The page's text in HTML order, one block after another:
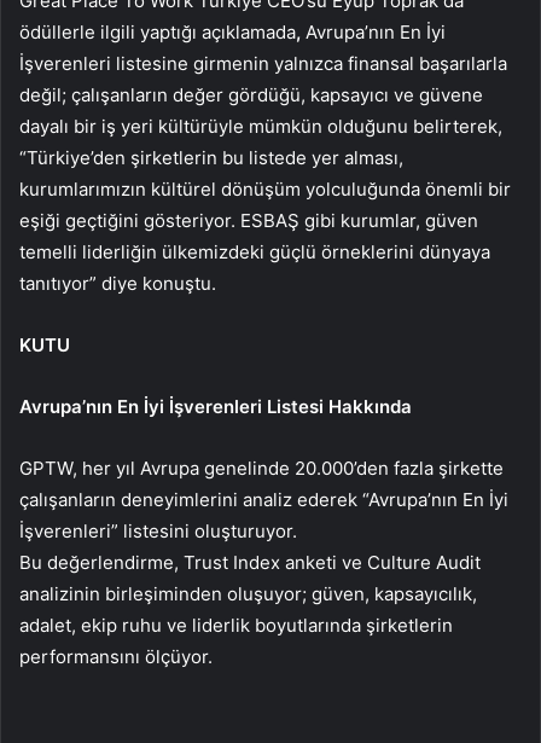
ödüllerle ilgili yaptığı açıklamada, Avrupa’nın En İyi
İşverenleri listesine girmenin yalnızca finansal başarılarla
değil; çalışanların değer gördüğü, kapsayıcı ve güvene
dayalı bir iş yeri kültürüyle mümkün olduğunu belirterek,
“Türkiye’den şirketlerin bu listede yer alması,
kurumlarımızın kültürel dönüşüm yolculuğunda önemli bir
eşiği geçtiğini gösteriyor. ESBAŞ gibi kurumlar, güven
temelli liderliğin ülkemizdeki güçlü örneklerini dünyaya
tanıtıyor” diye konuştu.
KUTU
Avrupa’nın En İyi İşverenleri Listesi Hakkında
GPTW, her yıl Avrupa genelinde 20.000’den fazla şirkette
çalışanların deneyimlerini analiz ederek “Avrupa’nın En İyi
İşverenleri” listesini oluşturuyor.
Bu değerlendirme, Trust Index anketi ve Culture Audit
analizinin birleşiminden oluşuyor; güven, kapsayıcılık,
adalet, ekip ruhu ve liderlik boyutlarında şirketlerin
performansını ölçüyor.